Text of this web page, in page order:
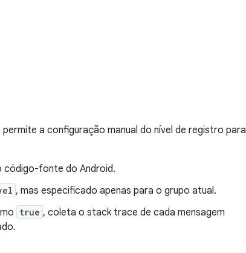
permite a configuração manual do nível de registro para
código-fonte do Android.
, mas especificado apenas para o grupo atual.
true , coleta o stack trace de cada mensagem